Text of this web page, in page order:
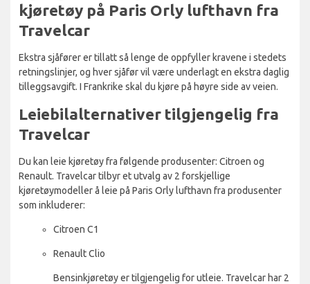
kjøretøy på Paris Orly lufthavn fra
Travelcar
Ekstra sjåfører er tillatt så lenge de oppfyller kravene i stedets
retningslinjer, og hver sjåfør vil være underlagt en ekstra daglig
tilleggsavgift. I Frankrike skal du kjøre på høyre side av veien.
Leiebilalternativer tilgjengelig fra
Travelcar
Du kan leie kjøretøy fra følgende produsenter: Citroen og
Renault. Travelcar tilbyr et utvalg av 2 forskjellige
kjøretøymodeller å leie på Paris Orly lufthavn fra produsenter
som inkluderer:
Citroen C1
Renault Clio
Bensinkjøretøy er tilgjengelig for utleie. Travelcar har 2